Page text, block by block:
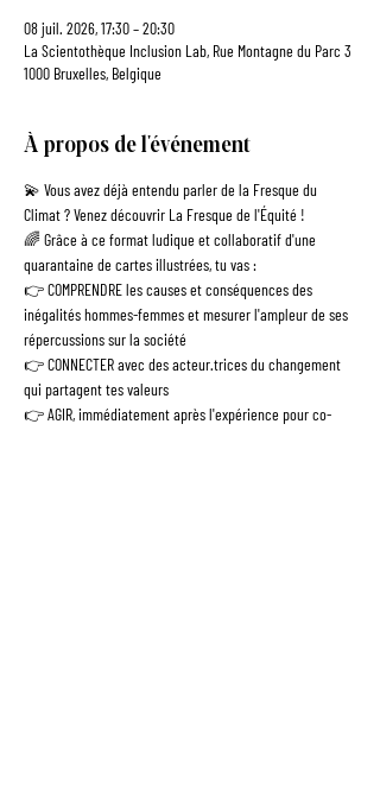
08 juil. 2026, 17:30 – 20:30
La Scientothèque Inclusion Lab, Rue Montagne du Parc 3
1000 Bruxelles, Belgique
À propos de l'événement
💫 Vous avez déjà entendu parler de la Fresque du
Climat ? Venez découvrir La Fresque de l'Équité !
🌈 Grâce à ce format ludique et collaboratif d'une
quarantaine de cartes illustrées, tu vas :
👉 COMPRENDRE les causes et conséquences des
inégalités hommes-femmes et mesurer l'ampleur de ses
répercussions sur la société
👉 CONNECTER avec des acteur.trices du changement
qui partagent tes valeurs
👉 AGIR, immédiatement après l'expérience pour co-